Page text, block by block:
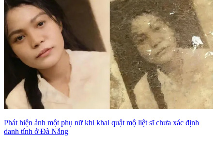
Phát hiện ảnh một phụ nữ khi khai quật mộ liệt sĩ chưa xác định
danh tính ở Đà Nẵng